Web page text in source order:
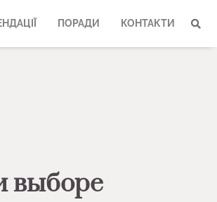
ПОРАДИ КОНТАКТИ
выборе